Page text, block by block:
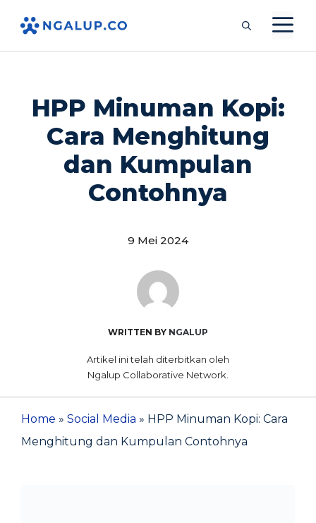
isi
HPP Minuman Kopi:
Cara Menghitung
dan Kumpulan
Contohnya
9 Mei 2024
WRITTEN BY NGALUP
Artikel ini telah diterbitkan oleh
Ngalup Collaborative Network.
Home » Social Media » HPP Minuman Kopi: Cara
Menghitung dan Kumpulan Contohnya